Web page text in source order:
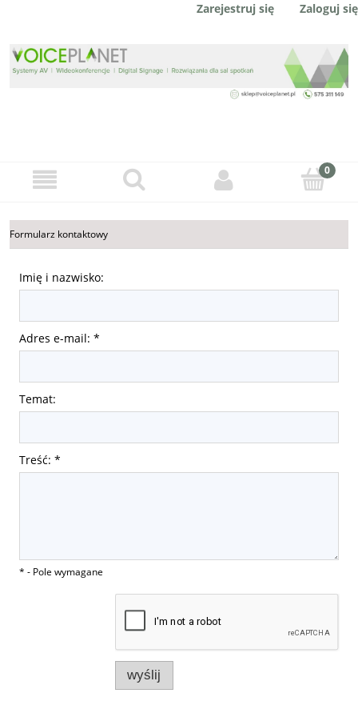
Zarejestruj się Zaloguj się
Formularz kontaktowy
Imię i nazwisko:
Adres e-mail: *
Temat:
Treść: *
* - Pole wymagane
wyślij